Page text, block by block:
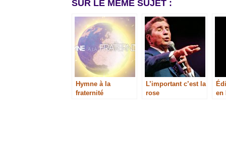
SUR LE MEME SUJET :
Hymne à la
fraternité
L’important c’est la
rose
en